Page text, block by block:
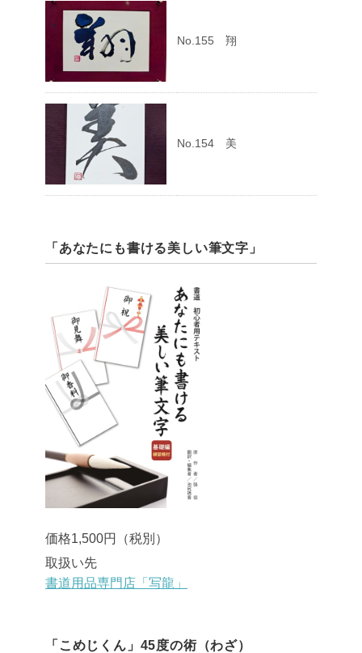
No.155 翔
No.154 美
「あなたにも書ける美しい筆文字」
価格1,500円（税別）
取扱い先
書道用品専門店「写龍」
「こめじくん」45度の術（わざ）